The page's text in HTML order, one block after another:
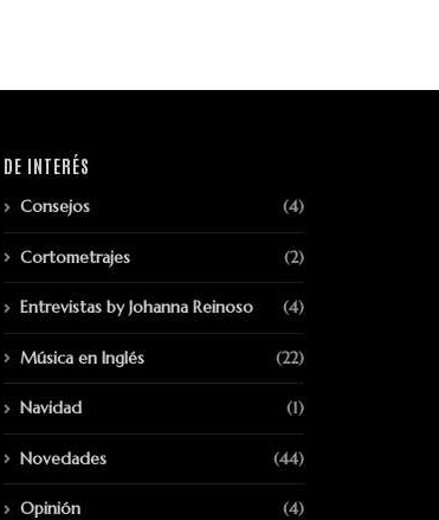
DE INTERÉS
Consejos (4)
Cortometrajes (2)
Entrevistas by Johanna Reinoso (4)
Música en Inglés (22)
Navidad (1)
Novedades (44)
Opinión (4)